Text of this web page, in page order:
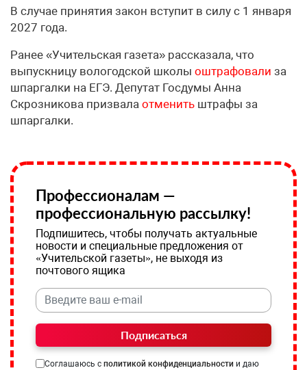
В случае принятия закон вступит в силу с 1 января
2027 года.
Ранее «Учительская газета» рассказала, что
выпускницу вологодской школы оштрафовали за
шпаргалки на ЕГЭ. Депутат Госдумы Анна
Скрозникова призвала отменить штрафы за
шпаргалки.
Профессионалам —
профессиональную рассылку!
Подпишитесь, чтобы получать актуальные
новости и специальные предложения от
«Учительской газеты», не выходя из
почтового ящика
Подписаться
Соглашаюсь с политикой конфиденциальности и даю